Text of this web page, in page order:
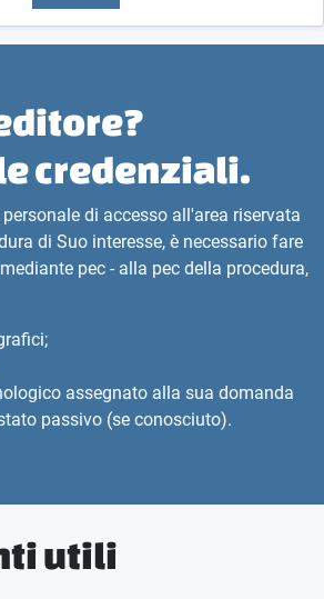
credenziali.
di accesso all'area riservata
di Suo interesse, è necessario fare
pec - alla pec della procedura,
assegnato alla sua domanda
passivo (se conosciuto).
utili